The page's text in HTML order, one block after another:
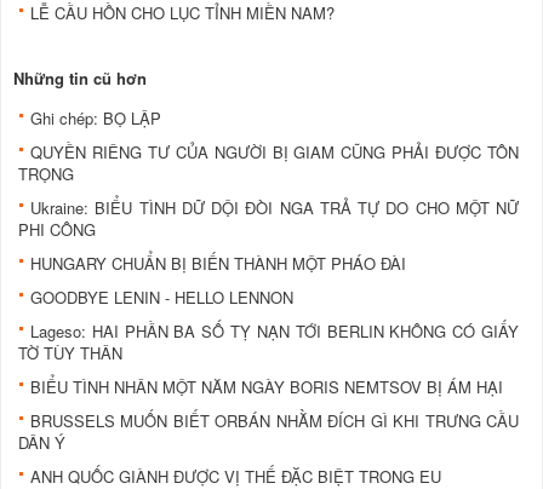
LỄ CẦU HỒN CHO LỤC TỈNH MIỀN NAM?
Những tin cũ hơn
Ghi chép: BỌ LẬP
QUYỀN RIÊNG TƯ CỦA NGƯỜI BỊ GIAM CŨNG PHẢI ĐƯỢC TÔN
TRỌNG
Ukraine: BIỂU TÌNH DỮ DỘI ĐÒI NGA TRẢ TỰ DO CHO MỘT NỮ
PHI CÔNG
HUNGARY CHUẨN BỊ BIẾN THÀNH MỘT PHÁO ĐÀI
GOODBYE LENIN - HELLO LENNON
Lageso: HAI PHẦN BA SỐ TỴ NẠN TỚI BERLIN KHÔNG CÓ GIẤY
TỜ TÙY THÂN
BIỂU TÌNH NHÂN MỘT NĂM NGÀY BORIS NEMTSOV BỊ ÁM HẠI
BRUSSELS MUỐN BIẾT ORBÁN NHẰM ĐÍCH GÌ KHI TRƯNG CẦU
DÂN Ý
ANH QUỐC GIÀNH ĐƯỢC VỊ THẾ ĐẶC BIỆT TRONG EU